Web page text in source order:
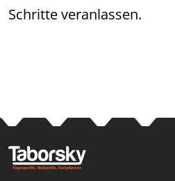
Schritte veranlassen.